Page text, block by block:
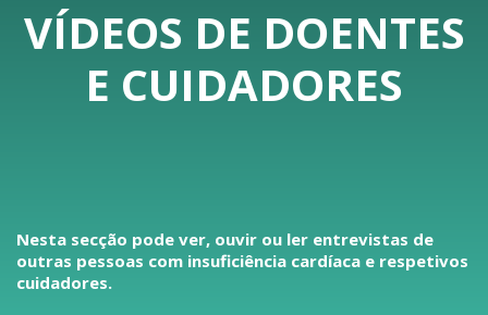
VÍDEOS DE DOENTES
E CUIDADORES
Nesta secção pode ver, ouvir ou ler entrevistas de
outras pessoas com insuficiência cardíaca e respetivos
cuidadores.